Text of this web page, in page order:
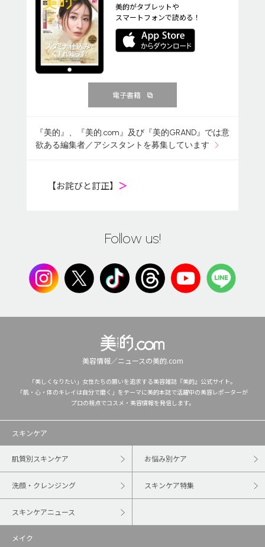
美的がタブレットや
スマートフォンで読める！
電子書籍
『美的』、『美的.com』及び『美的GRAND』では意
欲ある編集者／アシスタントを募集しています
【お詫びと訂正】 ＞
Follow us!
美容情報／ニュースの美的.com
「美しくなりたい」女性たちの願いを追求する美容雑誌『美的』公式サイト。
「肌・心・体のキレイは自分で磨く」をテーマに美的本誌で活躍中の美容レポーターが
プロの視点でコスメ・美容情報を発信します。
スキンケア
肌質別スキンケア お悩み別ケア
洗顔・クレンジング スキンケア特集
スキンケアニュース
メイク